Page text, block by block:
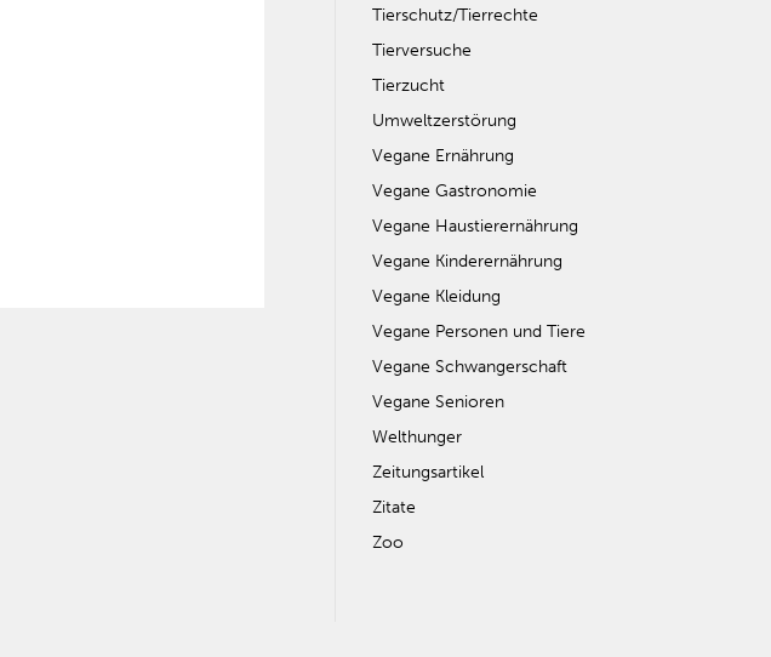
Tierschutz/Tierrechte
Tierversuche
Tierzucht
Umweltzerstörung
Vegane Ernährung
Vegane Gastronomie
Vegane Haustierernährung
Vegane Kinderernährung
Vegane Kleidung
Vegane Personen und Tiere
Vegane Schwangerschaft
Vegane Senioren
Welthunger
Zeitungsartikel
Zitate
Zoo